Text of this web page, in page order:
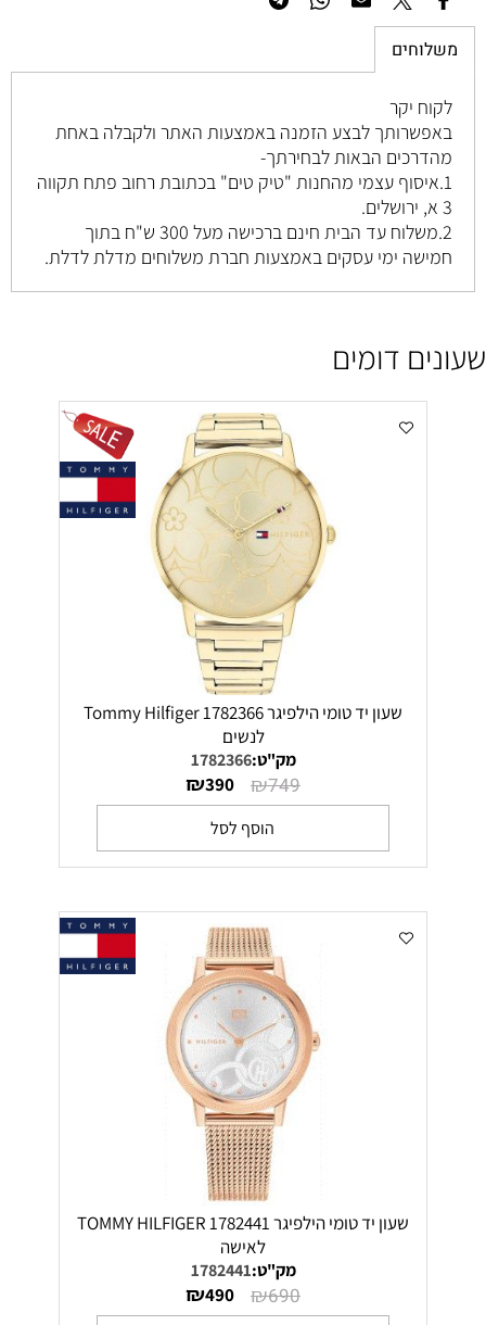
משלוחים
לקוח יקר
באפשרותך לבצע הזמנה באמצעות האתר ולקבלה באחת
מהדרכים הבאות לבחירתך-
1.איסוף עצמי מהחנות "טיק טים" בכתובת רחוב
פתח תקווה
3 א, ירושלים
.
2.משלוח עד הבית חינם ברכישה מעל 300 ש"ח בתוך
חמישה ימי עסקים באמצעות חברת משלוחים מדלת לדלת.
שעונים דומים
שעון יד טומי הילפיגר 1782366 Tommy Hilfiger
לנשים
מק"ט:1782366
₪749
₪390
הוסף לסל
שעון יד טומי הילפיגר 1782441 TOMMY HILFIGER
לאישה
מק"ט:1782441
₪690
₪490